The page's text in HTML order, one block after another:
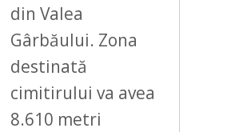
din Valea
Gârbăului. Zona
destinată
cimitirului va avea
8.610 metri